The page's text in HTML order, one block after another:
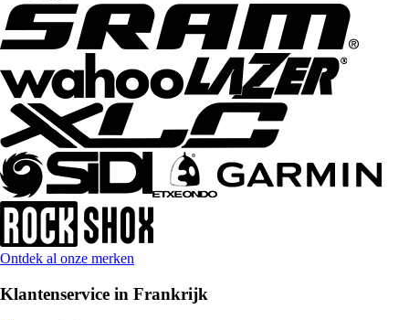
Ontdek al onze merken
Klantenservice in Frankrijk